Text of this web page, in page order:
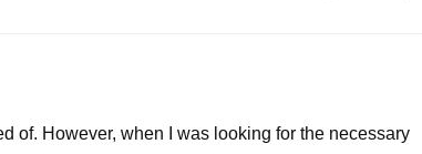
of. However, when I was looking for the necessary